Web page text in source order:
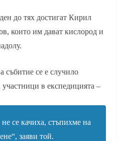
до тях достигат Кирил
които им дават кислород и
събитие се е случило
в експедицията –
не се качиха, стъпихме на
заяви той.